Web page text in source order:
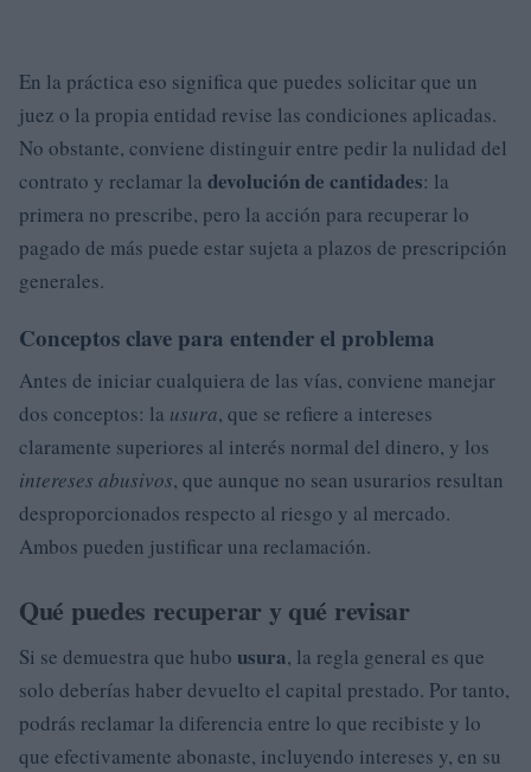
En la práctica eso significa que puedes solicitar que un
juez o la propia entidad revise las condiciones aplicadas.
No obstante, conviene distinguir entre pedir la nulidad del
contrato y reclamar la devolución de cantidades: la
primera no prescribe, pero la acción para recuperar lo
pagado de más puede estar sujeta a plazos de prescripción
generales.
Conceptos clave para entender el problema
Antes de iniciar cualquiera de las vías, conviene manejar
dos conceptos: la usura, que se refiere a intereses
claramente superiores al interés normal del dinero, y los
intereses abusivos, que aunque no sean usurarios resultan
desproporcionados respecto al riesgo y al mercado.
Ambos pueden justificar una reclamación.
Qué puedes recuperar y qué revisar
Si se demuestra que hubo usura, la regla general es que
solo deberías haber devuelto el capital prestado. Por tanto,
podrás reclamar la diferencia entre lo que recibiste y lo
que efectivamente abonaste, incluyendo intereses y, en su